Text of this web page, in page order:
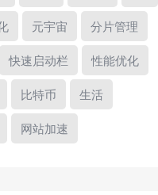
元宇宙 分片管理
快速启动栏 性能优化
比特币 生活
网站加速